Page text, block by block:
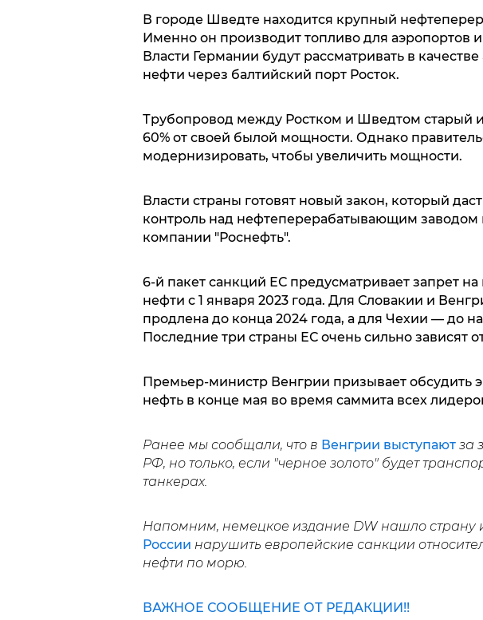
В городе Шведте находится крупный
Именно он производит топливо для аэропортов
Власти Германии будут рассматривать в
нефти через балтийский порт Росток.
Трубопровод между Ростком и Шведтом старый
60% от своей былой мощности. Однако
модернизировать, чтобы увеличить мощности.
Власти страны готовят новый закон, который
контроль над нефтеперерабатывающим заводом
компании "Роснефть".
6-й пакет санкций ЕС предусматривает запрет
нефти с 1 января 2023 года. Для Словакии и
продлена до конца 2024 года, а для Чехии — до
Последние три страны ЕС очень сильно зависят
Премьер-министр Венгрии призывает обсудить
нефть в конце мая во время саммита всех
Ранее мы сообщали, что в Венгрии выступаютза
РФ, но только, если "черное золото" будет
танкерах.
Напомним, немецкое издание DW нашло страну
России нарушить европейские санкции
нефти по морю.
ВАЖНОЕ СООБЩЕНИЕ ОТ РЕДАКЦИИ!!